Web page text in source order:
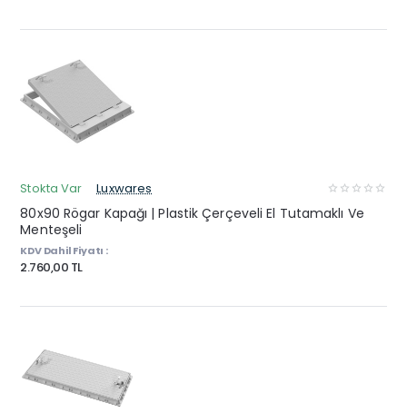
Stokta Var Luxwares
80x90 Rögar Kapağı | Plastik Çerçeveli El Tutamaklı Ve
Menteşeli
KDV Dahil Fiyatı :
2.760,00 TL